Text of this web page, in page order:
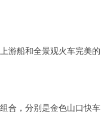
游船和全景观火车完美的
合，分别是金色山口快车